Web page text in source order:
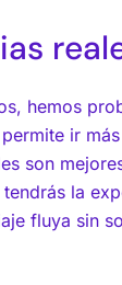
hemos
ir
son
la
fluya sin